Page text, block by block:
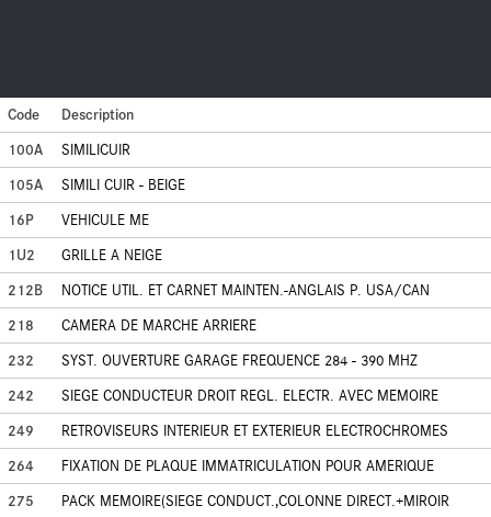
Code
Description
100A
SIMILICUIR
105A
SIMILI CUIR - BEIGE
16P
VEHICULE ME
1U2
GRILLE A NEIGE
212B
NOTICE UTIL. ET CARNET MAINTEN.-ANGLAIS P. USA/CAN
218
CAMERA DE MARCHE ARRIERE
232
SYST. OUVERTURE GARAGE FREQUENCE 284 - 390 MHZ
242
SIEGE CONDUCTEUR DROIT REGL. ELECTR. AVEC MEMOIRE
249
RETROVISEURS INTERIEUR ET EXTERIEUR ELECTROCHROMES
264
FIXATION DE PLAQUE IMMATRICULATION POUR AMERIQUE
275
PACK MEMOIRE(SIEGE CONDUCT.,COLONNE DIRECT.+MIROIR